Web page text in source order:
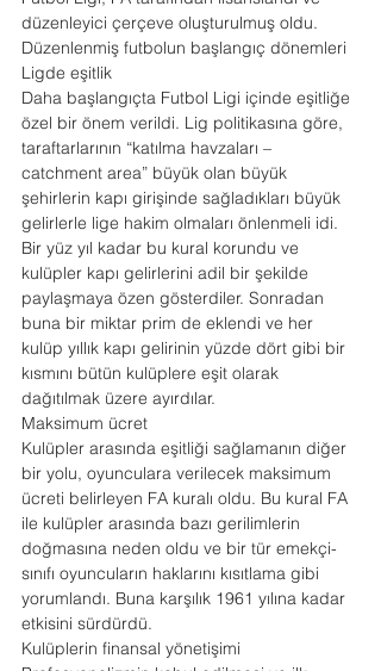
düzenleyici çerçeve oluşturulmuş oldu.
Düzenlenmiş futbolun başlangıç dönemleri
Ligde eşitlik
Daha başlangıçta Futbol Ligi içinde eşitliğe
özel bir önem verildi. Lig politikasına göre,
taraftarlarının “katılma havzaları –
catchment area” büyük olan büyük
şehirlerin kapı girişinde sağladıkları büyük
gelirlerle lige hakim olmaları önlenmeli idi.
Bir yüz yıl kadar bu kural korundu ve
kulüpler kapı gelirlerini adil bir şekilde
paylaşmaya özen gösterdiler. Sonradan
buna bir miktar prim de eklendi ve her
kulüp yıllık kapı gelirinin yüzde dört gibi bir
kısmını bütün kulüplere eşit olarak
dağıtılmak üzere ayırdılar.
Maksimum ücret
Kulüpler arasında eşitliği sağlamanın diğer
bir yolu, oyunculara verilecek maksimum
ücreti belirleyen FA kuralı oldu. Bu kural FA
ile kulüpler arasında bazı gerilimlerin
doğmasına neden oldu ve bir tür emekçi-
sınıfı oyuncuların haklarını kısıtlama gibi
yorumlandı. Buna karşılık 1961 yılına kadar
etkisini sürdürdü.
Kulüplerin finansal yönetişimi